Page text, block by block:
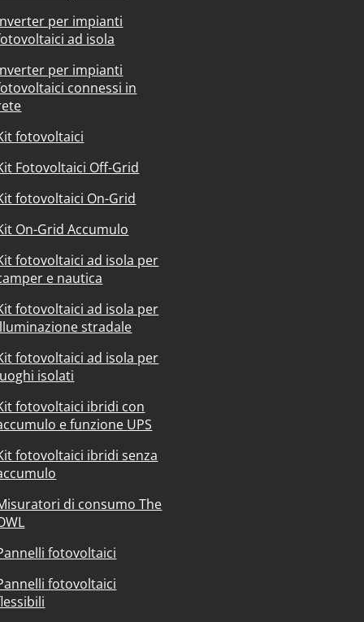
per impianti
ad isola
per impianti
connessi in
fotovoltaici
Fotovoltaici Off-Grid
fotovoltaici On-Grid
On-Grid Accumulo
fotovoltaici ad isola per
e nautica
fotovoltaici ad isola per
stradale
fotovoltaici ad isola per
isolati
fotovoltaici ibridi con
e funzione UPS
fotovoltaici ibridi senza
di consumo The
fotovoltaici
fotovoltaici